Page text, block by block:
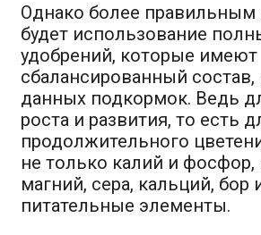
Однако более
будет использование
удобрений, которые имеют
сбалансированный состав,
данных подкормок. Ведь
роста и развития, то есть
продолжительного
не только калий и фосфор,
магний, сера, кальций, бор
питательные элементы.